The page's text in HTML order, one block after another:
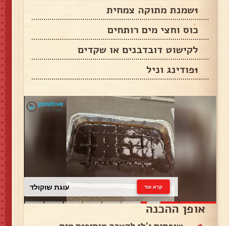
1שמנת מתוקה צמחית
כוס וחצי מים רותחים
לקישוט דובדבנים או שקדים
1פודינג וניל
עוגת שוקולד קרא עוד
אופן ההכנה